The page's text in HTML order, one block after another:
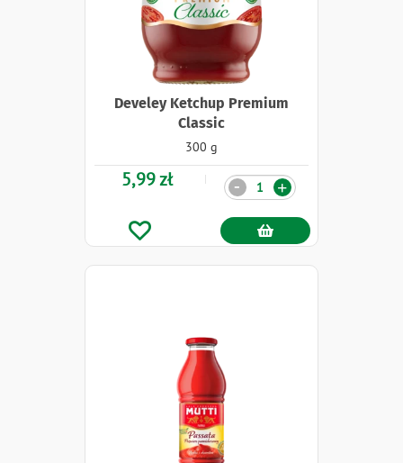
Develey Ketchup Premium
Classic
300 g
5,99 zł Ilość +
-